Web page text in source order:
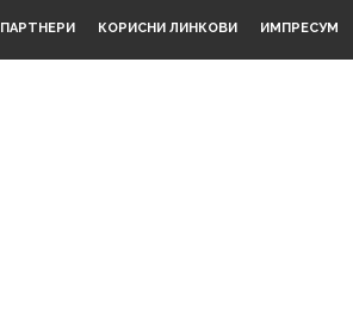
ПАРТНЕРИ КОРИСНИ ЛИНКОВИ ИМПРЕСУМ